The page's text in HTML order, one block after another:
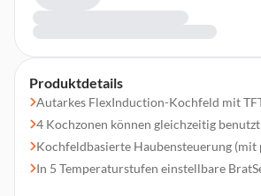
Produktdetails
Autarkes FlexInduction-Kochfeld mit
4 Kochzonen können gleichzeitig
Kochfeldbasierte Haubensteuerung (mit
In 5 Temperaturstufen einstellbare